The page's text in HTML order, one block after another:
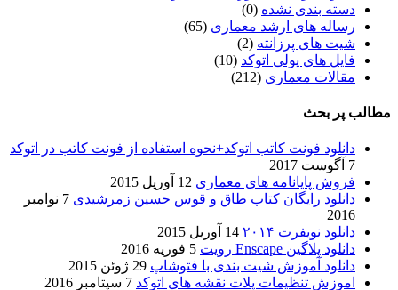
دسته بندی نشده (0)
رساله های ارشد معماری (65)
شیت های پرزانته (2)
فایل های پولی اتوکد (10)
مقالات معماری (212)
مطالب پر بحث
دانلود فونت کاتب اتوکد+نحوه استفاده از فونت کاتب در اتوکد
7 آگوست 2017
فروش پایانامه های معماری 12 آوریل 2015
دانلود رایگان کتاب طاق و قوس حسین زمرشیدی
7 نوامبر
2016
دانلود نویفرت ۲۰۱۴
14 آوریل 2015
دانلود پلاگین Enscape رویت
5 فوریه 2016
دانلود آموزش شیت بندی با فتوشاپ 29 ژوئن 2015
اموزش تنظیمات پلات نقشه های اتوکد 7 سپتامبر 2016